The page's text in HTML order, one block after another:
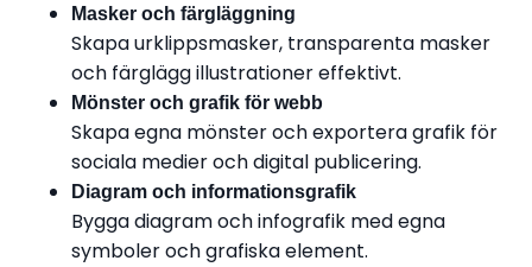
Masker och färgläggning
Skapa urklippsmasker, transparenta masker
och färglägg illustrationer effektivt.
Mönster och grafik för webb
Skapa egna mönster och exportera grafik för
sociala medier och digital publicering.
Diagram och informationsgrafik
Bygga diagram och infografik med egna
symboler och grafiska element.